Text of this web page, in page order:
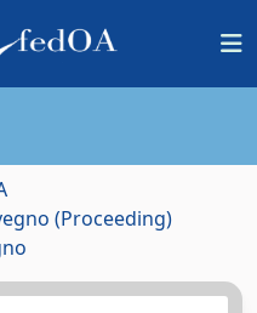
(Proceeding)